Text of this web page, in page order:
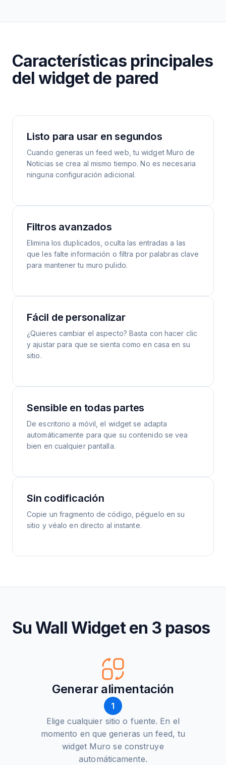
Características principales
del widget de pared
Listo para usar en segundos
Cuando generas un feed web, tu widget Muro de
Noticias se crea al mismo tiempo. No es necesaria
ninguna configuración adicional.
Filtros avanzados
Elimina los duplicados, oculta las entradas a las
que les falte información o filtra por palabras clave
para mantener tu muro pulido.
Fácil de personalizar
¿Quieres cambiar el aspecto? Basta con hacer clic
y ajustar para que se sienta como en casa en su
sitio.
Sensible en todas partes
De escritorio a móvil, el widget se adapta
automáticamente para que su contenido se vea
bien en cualquier pantalla.
Sin codificación
Copie un fragmento de código, péguelo en su
sitio y véalo en directo al instante.
Su Wall Widget en 3 pasos
Generar alimentación
1
Elige cualquier sitio o fuente. En el
momento en que generas un feed, tu
widget Muro se construye
automáticamente.